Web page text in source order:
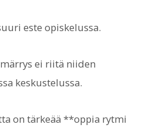
este opiskelussa.
ei riitä niiden
keskustelussa.
on tärkeää **oppia rytmi